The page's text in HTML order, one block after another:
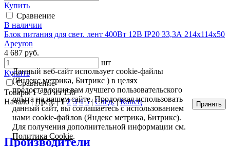
Купить
Сравнение
В наличии
Блок питания для свет. лент 400Вт 12В IP20 33,3А 214х114х50
Apeyron
4 687 руб.
шт
Купить
Сравнение
Товары 1 - 20 из 130
Начало | Пред. |1 2 3 4 5|След.|Конец
Производители
Данный веб-сайт использует cookie-файлы
(Яндекс метрика, Битрикс ) в целях
предоставления вам лучшего пользовательского
опыта на нашем сайте. Продолжая использовать
данный сайт, вы соглашаетесь с использованием
нами cookie-файлов (Яндекс метрика, Битрикс).
Для получения дополнительной информации см.
Политика Cookie.
Принять